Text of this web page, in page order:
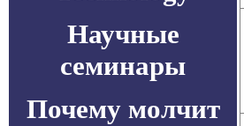
Научные
семинары
Почему молчит